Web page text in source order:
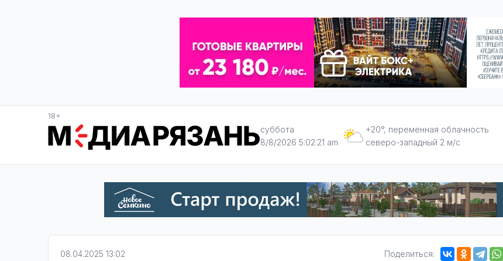
18+
суббота
8/8/2026 5:02:22 am
+20°, переменная облачность
северо-западный 2 м/с
08.04.2025 13:02 Поделиться: